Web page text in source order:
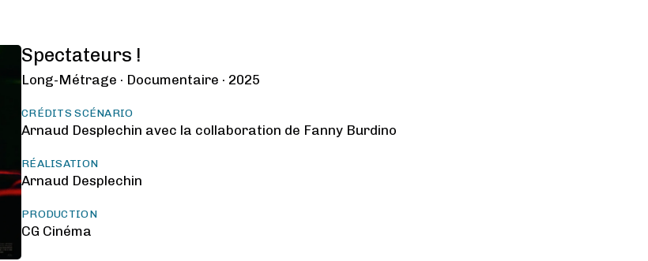
Spectateurs !
Long-Métrage · Documentaire · 2025
CRÉDITS SCÉNARIO
Arnaud Desplechin avec la collaboration de Fanny Burdino
RÉALISATION
Arnaud Desplechin
PRODUCTION
CG Cinéma